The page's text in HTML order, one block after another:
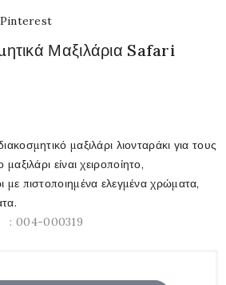
Pinterest
Μαξιλάρια Safari
μαξιλάρι λιονταράκι για τους
είναι χειροποίητο,
με πιστοποιημένα ελεγμένα χρώματα,
: 004-000319